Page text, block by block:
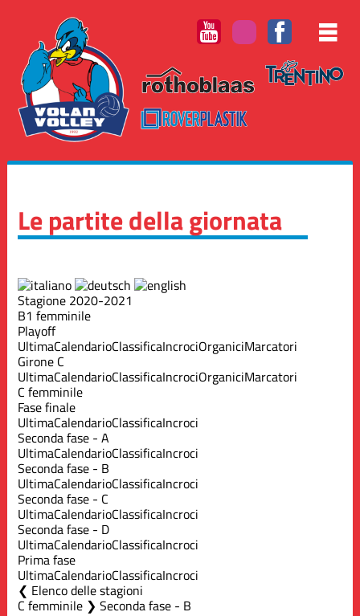
Le partite della giornata
Stagione 2020-2021
B1 femminile
Playoff
UltimaCalendarioClassificaIncrociOrganiciMarcatori
Girone C
UltimaCalendarioClassificaIncrociOrganiciMarcatori
C femminile
Fase finale
UltimaCalendarioClassificaIncroci
Seconda fase - A
UltimaCalendarioClassificaIncroci
Seconda fase - B
UltimaCalendarioClassificaIncroci
Seconda fase - C
UltimaCalendarioClassificaIncroci
Seconda fase - D
UltimaCalendarioClassificaIncroci
Prima fase
UltimaCalendarioClassificaIncroci
Elenco delle stagioni
C femminile ❯ Seconda fase - B